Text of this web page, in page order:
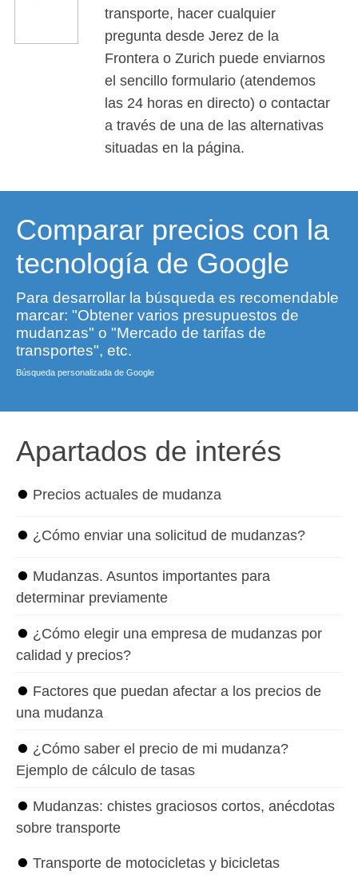
transporte, hacer cualquier
pregunta desde Jerez de la
Frontera o Zurich puede enviarnos
el sencillo formulario (atendemos
las 24 horas en directo) o contactar
a través de una de las alternativas
situadas en la página.
Comparar precios con la
tecnología de Google
Para desarrollar la búsqueda es recomendable
marcar: "Obtener varios presupuestos de
mudanzas" o "Mercado de tarifas de
transportes", etc.
Búsqueda personalizada de Google
Apartados de interés
⏺ Precios actuales de mudanza
⏺ ¿Cómo enviar una solicitud de mudanzas?
⏺ Mudanzas. Asuntos importantes para
determinar previamente
⏺ ¿Cómo elegir una empresa de mudanzas por
calidad y precios?
⏺ Factores que puedan afectar a los precios de
una mudanza
⏺ ¿Cómo saber el precio de mi mudanza?
Ejemplo de cálculo de tasas
⏺ Mudanzas: chistes graciosos cortos, anécdotas
sobre transporte
⏺ Transporte de motocicletas y bicicletas